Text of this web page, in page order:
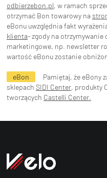
odbierzebon.pl, w ramach
otrzymać Bon towarowy na
eBonu uwzględnia fakt
klienta- zgody na
marketingowe, np. newsletter
wartość eBonu zostanie
eBon
Pamiętaj, że eBony
sklepach SIDI Center, produkty
tworzących Castelli Center.